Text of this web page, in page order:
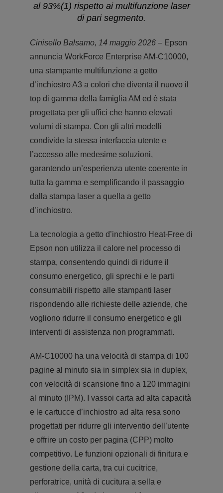
al 93%(1) rispetto ai multifunzione laser
di pari segmento.
Cinisello Balsamo, 14 maggio 2026– Epson
annuncia WorkForce Enterprise AM-C10000,
una stampante multifunzione a getto
d’inchiostro A3 a colori che diventa il nuovo il
top di gamma della famiglia AM ed è stata
progettata per gli uffici che hanno elevati
volumi di stampa. Con gli altri modelli
condivide la stessa interfaccia utente e
l’accesso alle medesime soluzioni,
garantendo un’esperienza utente coerente in
tutta la gamma e semplificando il passaggio
dalla stampa laser a quella a getto
d’inchiostro.
La tecnologia a getto d’inchiostro Heat-Free di
Epson non utilizza il calore nel processo di
stampa, consentendo quindi di ridurre il
consumo energetico, gli sprechi e le parti
consumabili rispetto alle stampanti laser
rispondendo alle richieste delle aziende, che
vogliono ridurre il consumo energetico e gli
interventi di assistenza non programmati.
AM-C10000 ha una velocità di stampa di 100
pagine al minuto sia in simplex sia in duplex,
con velocità di scansione fino a 120 immagini
al minuto (IPM). I vassoi carta ad alta capacità
e le cartucce d’inchiostro ad alta resa sono
progettati per ridurre gli interventio dell’utente
e offrire un costo per pagina (CPP) molto
competitivo. Le funzioni opzionali di finitura e
gestione della carta, tra cui cucitrice,
perforatrice, unità di cucitura a sella e